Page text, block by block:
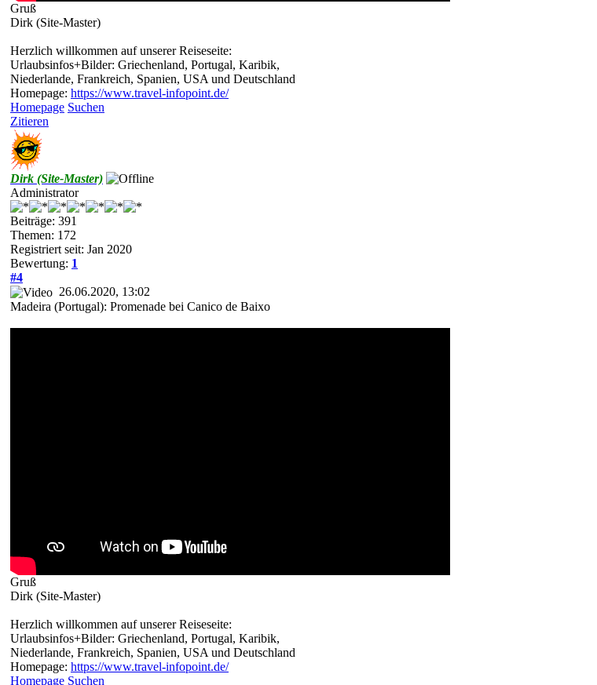
Gruß
Dirk (Site-Master)
Herzlich willkommen auf unserer Reiseseite:
Urlaubsinfos+Bilder: Griechenland, Portugal, Karibik,
Niederlande, Frankreich, Spanien, USA und Deutschland
Homepage: https://www.travel-infopoint.de/
Homepage Suchen
Zitieren
Dirk (Site-Master)
Administrator
Beiträge: 391
Themen: 172
Registriert seit: Jan 2020
Bewertung: 1
#4
26.06.2020, 13:02
Madeira (Portugal): Promenade bei Canico de Baixo
Gruß
Dirk (Site-Master)
Herzlich willkommen auf unserer Reiseseite:
Urlaubsinfos+Bilder: Griechenland, Portugal, Karibik,
Niederlande, Frankreich, Spanien, USA und Deutschland
Homepage: https://www.travel-infopoint.de/
Homepage Suchen